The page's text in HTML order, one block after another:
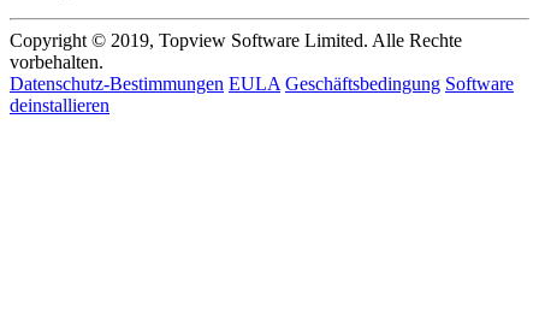
Copyright © 2019, Topview Software Limited. Alle Rechte
vorbehalten.
Datenschutz-Bestimmungen EULA Geschäftsbedingung Software
deinstallieren